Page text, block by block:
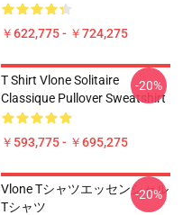
￥622,775 - ￥724,275
T Shirt Vlone Solitaire
Classique Pullover Sweatshirt
￥593,775 - ￥695,275
-20%
Vlone Tシャツエッセンシャル
Tシャツ
-20%